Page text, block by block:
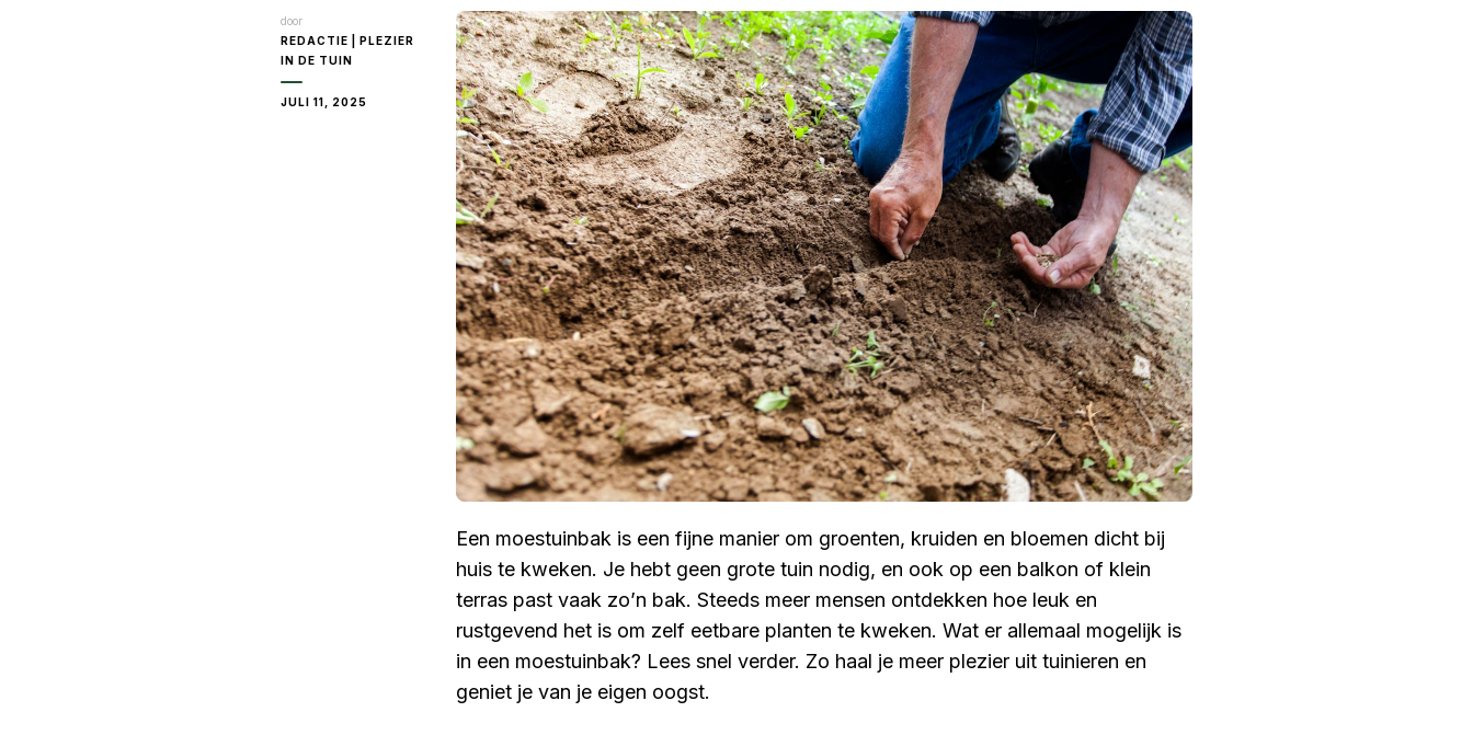
door
REDACTIE | PLEZIER
IN DE TUIN
JULI 11, 2025
Een moestuinbak is een fijne manier om groenten, kruiden en bloemen dicht bij
huis te kweken. Je hebt geen grote tuin nodig, en ook op een balkon of klein
terras past vaak zo’n bak. Steeds meer mensen ontdekken hoe leuk en
rustgevend het is om zelf eetbare planten te kweken. Wat er allemaal mogelijk is
in een moestuinbak? Lees snel verder. Zo haal je meer plezier uit tuinieren en
geniet je van je eigen oogst.